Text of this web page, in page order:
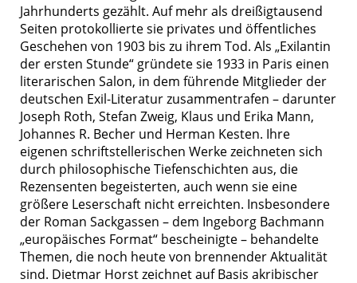
Jahrhunderts gezählt. Auf mehr als dreißigtausend
Seiten protokollierte sie privates und öffentliches
Geschehen von 1903 bis zu ihrem Tod. Als „Exilantin
der ersten Stunde“ gründete sie 1933 in Paris einen
literarischen Salon, in dem führende Mitglieder der
deutschen Exil-Literatur zusammentrafen – darunter
Joseph Roth, Stefan Zweig, Klaus und Erika Mann,
Johannes R. Becher und Herman Kesten. Ihre
eigenen schriftstellerischen Werke zeichneten sich
durch philosophische Tiefenschichten aus, die
Rezensenten begeisterten, auch wenn sie eine
größere Leserschaft nicht erreichten. Insbesondere
der Roman Sackgassen – dem Ingeborg Bachmann
„europäisches Format“ bescheinigte – behandelte
Themen, die noch heute von brennender Aktualität
sind. Dietmar Horst zeichnet auf Basis akribischer